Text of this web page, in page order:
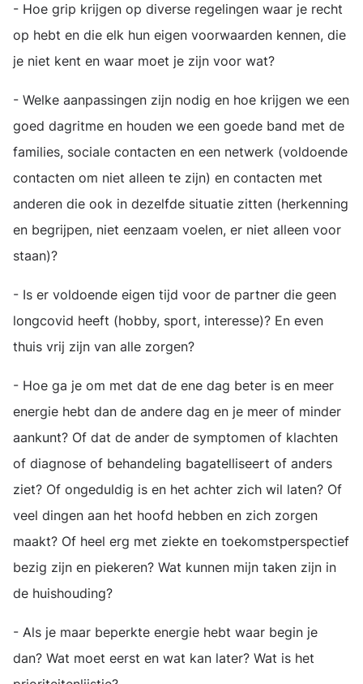
- Hoe grip krijgen op diverse regelingen waar je recht
op hebt en die elk hun eigen voorwaarden kennen, die
je niet kent en waar moet je zijn voor wat?
- Welke aanpassingen zijn nodig en hoe krijgen we een
goed dagritme en houden we een goede band met de
families, sociale contacten en een netwerk (voldoende
contacten om niet alleen te zijn) en contacten met
anderen die ook in dezelfde situatie zitten (herkenning
en begrijpen, niet eenzaam voelen, er niet alleen voor
staan)?
- Is er voldoende eigen tijd voor de partner die geen
longcovid heeft (hobby, sport, interesse)? En even
thuis vrij zijn van alle zorgen?
- Hoe ga je om met dat de ene dag beter is en meer
energie hebt dan de andere dag en je meer of minder
aankunt? Of dat de ander de symptomen of klachten
of diagnose of behandeling bagatelliseert of anders
ziet? Of ongeduldig is en het achter zich wil laten? Of
veel dingen aan het hoofd hebben en zich zorgen
maakt? Of heel erg met ziekte en toekomstperspectief
bezig zijn en piekeren? Wat kunnen mijn taken zijn in
de huishouding?
- Als je maar beperkte energie hebt waar begin je
dan? Wat moet eerst en wat kan later? Wat is het